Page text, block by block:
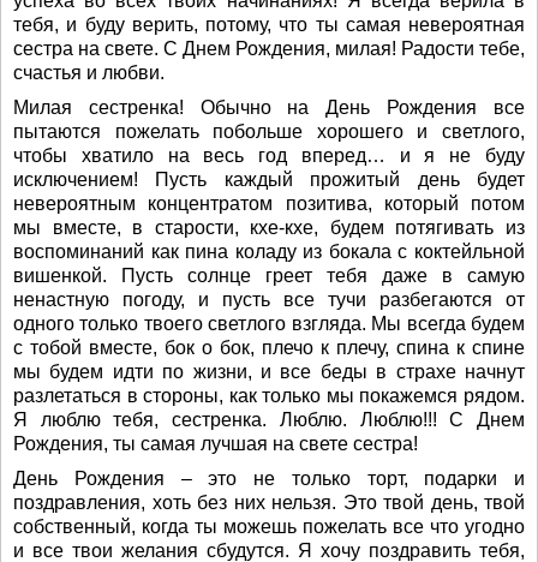
тебя, и буду верить, потому, что ты самая невероятная
сестра на свете. С Днем Рождения, милая! Радости тебе,
счастья и любви.
Милая сестренка! Обычно на День Рождения все
пытаются пожелать побольше хорошего и светлого,
чтобы хватило на весь год вперед… и я не буду
исключением! Пусть каждый прожитый день будет
невероятным концентратом позитива, который потом
мы вместе, в старости, кхе-кхе, будем потягивать из
воспоминаний как пина коладу из бокала с коктейльной
вишенкой. Пусть солнце греет тебя даже в самую
ненастную погоду, и пусть все тучи разбегаются от
одного только твоего светлого взгляда. Мы всегда будем
с тобой вместе, бок о бок, плечо к плечу, спина к спине
мы будем идти по жизни, и все беды в страхе начнут
разлетаться в стороны, как только мы покажемся рядом.
Я люблю тебя, сестренка. Люблю. Люблю!!! С Днем
Рождения, ты самая лучшая на свете сестра!
День Рождения – это не только торт, подарки и
поздравления, хоть без них нельзя. Это твой день, твой
собственный, когда ты можешь пожелать все что угодно
и все твои желания сбудутся. Я хочу поздравить тебя,